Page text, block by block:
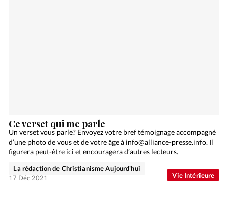
Vie Intérieure
Ce verset qui me parle
Un verset vous parle? Envoyez votre bref témoignage accompagné
d’une photo de vous et de votre âge à info@alliance-presse.info. Il
figurera peut-être ici et encouragera d’autres lecteurs.
La rédaction de Christianisme Aujourd'hui
17 Déc 2021